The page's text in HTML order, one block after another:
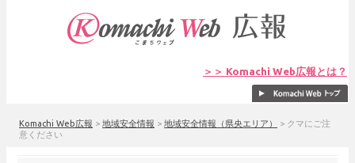
＞＞ Komachi Web広報とは？
Komachi Web広報 > 地域安全情報 > 地域安全情報（県央エリア） > クマにご注
意ください